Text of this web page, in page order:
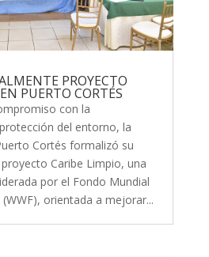
PROYECTO
PUERTO CORTÉS
con la
del entorno, la
Cortés formalizó su
Caribe Limpio, una
por el Fondo Mundial
orientada a mejorar...